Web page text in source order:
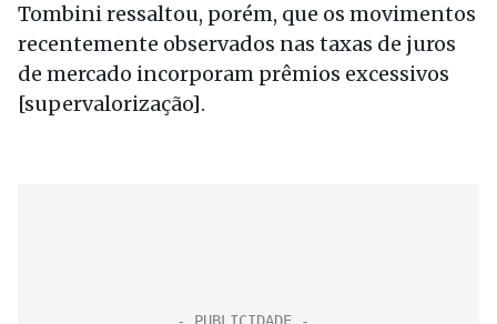
Tombini ressaltou, porém, que os movimentos
recentemente observados nas taxas de juros
de mercado incorporam prêmios excessivos
[supervalorização].